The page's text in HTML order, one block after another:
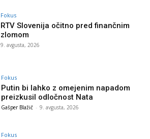
Fokus
RTV Slovenija očitno pred finančnim
zlomom
9. avgusta, 2026
Fokus
Putin bi lahko z omejenim napadom
preizkusil odločnost Nata
Gašper Blažič - 9. avgusta, 2026
Fokus